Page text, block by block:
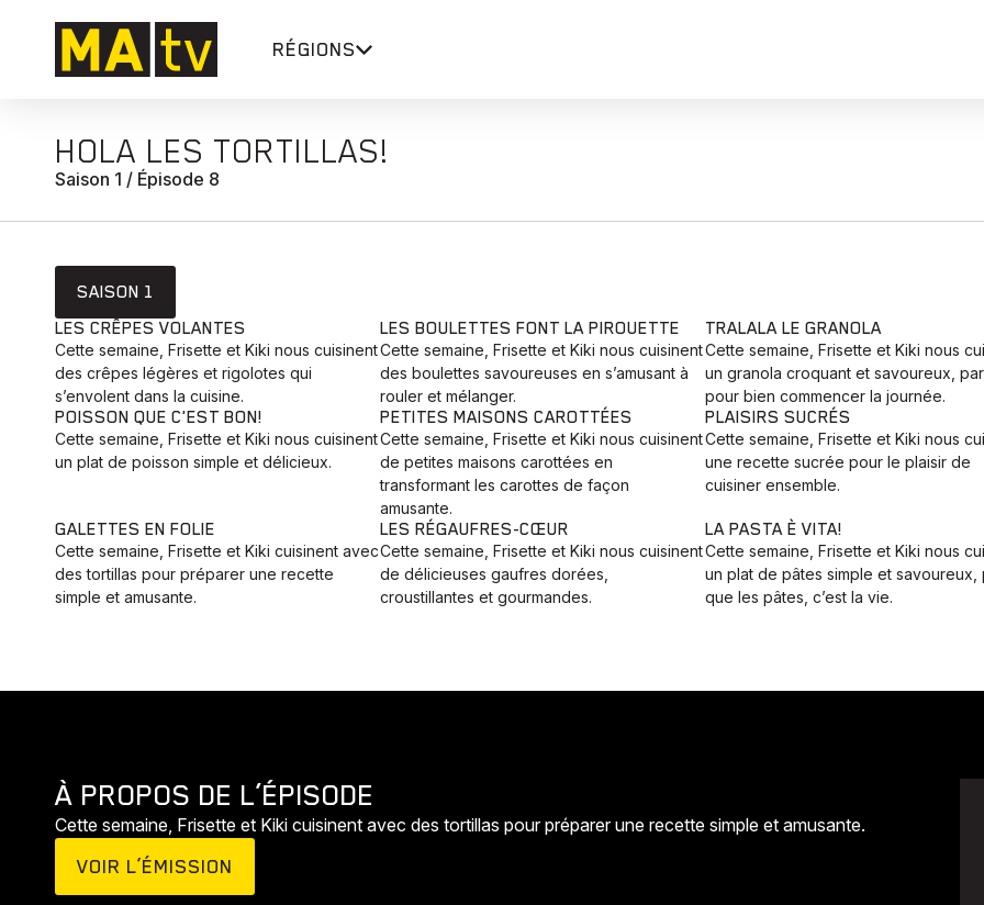
RÉGIONS
HOLA LES TORTILLAS!
Saison 1 / Épisode 8
SAISON 1
LES CRÊPES VOLANTES
Cette semaine, Frisette et Kiki nous cuisinent
des crêpes légères et rigolotes qui
s’envolent dans la cuisine.
LES BOULETTES FONT LA PIROUETTE
Cette semaine, Frisette et Kiki nous cuisinent
des boulettes savoureuses en s’amusant à
rouler et mélanger.
TRALALA LE GRANOLA
Cette semaine, Frisette et Kiki nous
un granola croquant et savoureux,
pour bien commencer la journée.
POISSON QUE C'EST BON!
Cette semaine, Frisette et Kiki nous cuisinent
un plat de poisson simple et délicieux.
PETITES MAISONS CAROTTÉES
Cette semaine, Frisette et Kiki nous cuisinent
de petites maisons carottées en
transformant les carottes de façon
amusante.
PLAISIRS SUCRÉS
Cette semaine, Frisette et Kiki nous
une recette sucrée pour le plaisir de
cuisiner ensemble.
GALETTES EN FOLIE
Cette semaine, Frisette et Kiki cuisinent avec
des tortillas pour préparer une recette
simple et amusante.
LES RÉGAUFRES-CŒUR
Cette semaine, Frisette et Kiki nous cuisinent
de délicieuses gaufres dorées,
croustillantes et gourmandes.
LA PASTA È VITA!
Cette semaine, Frisette et Kiki nous
un plat de pâtes simple et savoureux,
que les pâtes, c’est la vie.
À PROPOS DE L’ÉPISODE
Cette semaine, Frisette et Kiki cuisinent avec des tortillas pour préparer une recette simple et amusante.
VOIR L’ÉMISSION